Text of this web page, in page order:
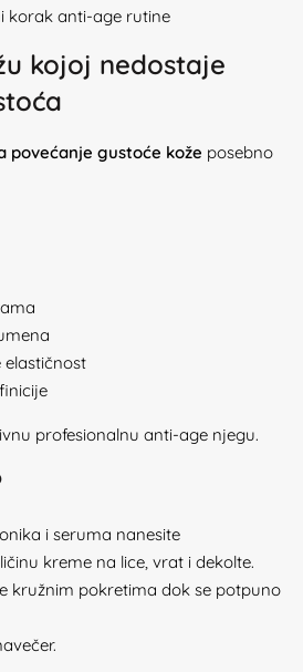
korak anti-age rutine
kojoj nedostaje
povećanje gustoće kože posebno
profesionalnu anti-age njegu.
i seruma nanesite
kreme na lice, vrat i dekolte.
kružnim pokretima dok se potpuno